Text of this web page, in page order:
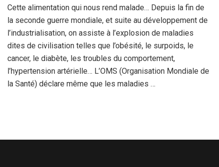
Cette alimentation qui nous rend malade… Depuis la fin de
la seconde guerre mondiale, et suite au développement de
l’industrialisation, on assiste à l’explosion de maladies
dites de civilisation telles que l’obésité, le surpoids, le
cancer, le diabète, les troubles du comportement,
l’hypertension artérielle… L’OMS (Organisation Mondiale de
la Santé) déclare même que les maladies …